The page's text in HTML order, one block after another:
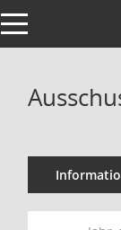
Toggle navigation